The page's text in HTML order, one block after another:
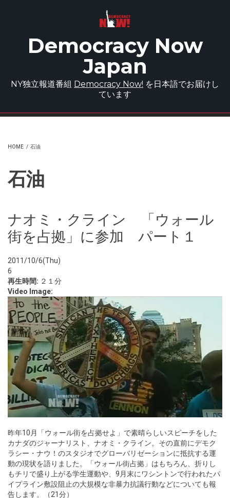
Democracy Now
Japan
NY独立報道番組 Democracy Now! を日本語でお届けし
ています
HOME / 石油
石油
ナオミ・クライン 「ウォール
街を占拠」に参加 パート１
2011/10/6(Thu)
6
再生時間: ２１分
Video Image:
昨年10月「ウォール街を占拠せよ」で素晴らしいスピーチをした
カナダのジャーナリスト、ナオミ・クライン。その直前にデモク
ラシー・ナウ！のスタジオでグローバリゼーションに抵抗する運
動の現状を語りました。「ウォール街占拠」はもちろん、折りし
もチリで盛り上がる学生運動や、9月末にワシントンで行われたパ
イプライン敷設阻止の大規模な非暴力抗議行動などについても報
告します。（21分）